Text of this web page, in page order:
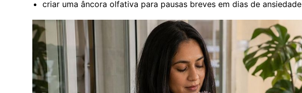
criar uma âncora olfativa para pausas breves em dias de ansiedade